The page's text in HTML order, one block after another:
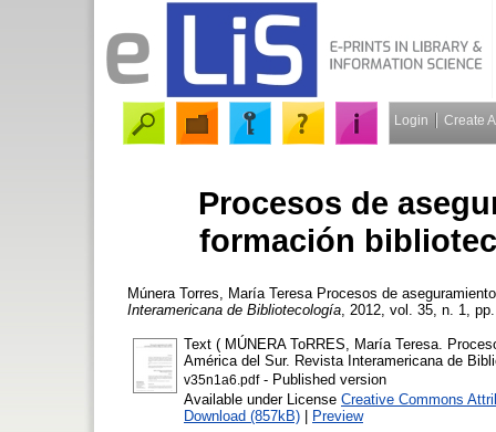
Login Create
Procesos de
formación
Múnera Torres, María Teresa Procesos de
Interamericana de Bibliotecología , 2012, vol. 35, n. 1,
Text ( MÚNERA ToRRES, María Teresa.
América del Sur. Revista Interamericana de
v35n1a6.pdf- Published version
Available under License Creative Commons
Download (857kB) | Preview